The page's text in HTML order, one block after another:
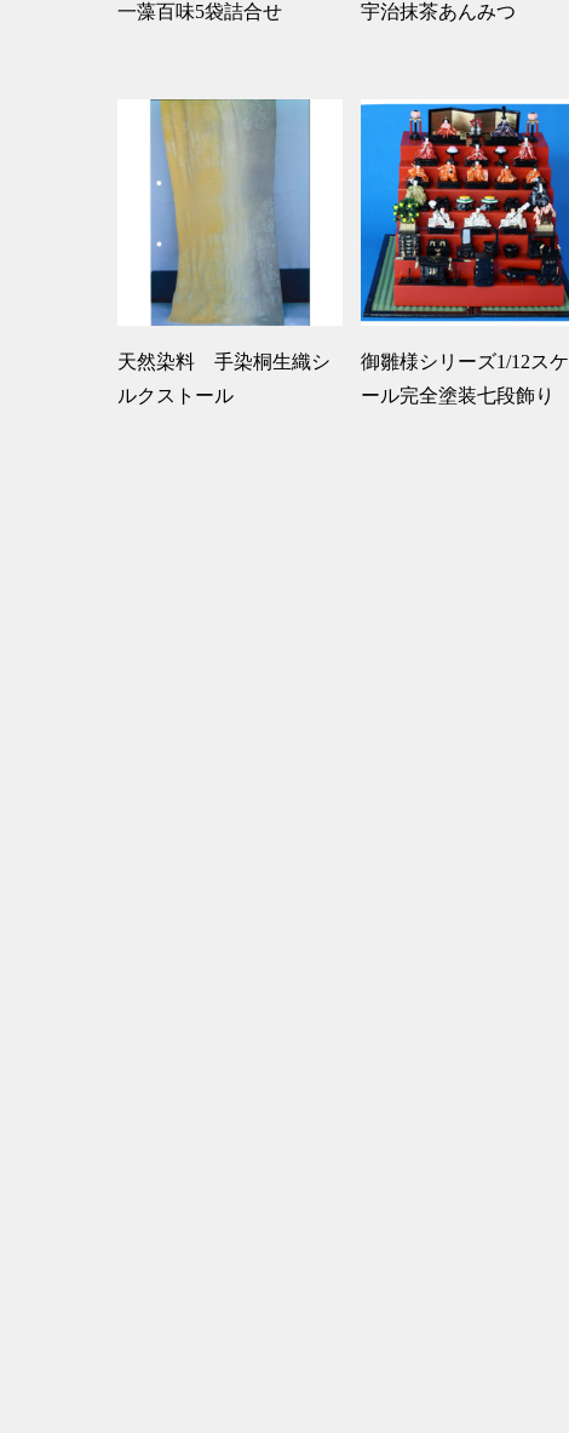
一藻百味5袋詰合せ 宇治抹茶あんみつ
天然染料 手染桐生織シ
ルクストール
御雛様シリーズ1/12スケ
ール完全塗装七段飾り